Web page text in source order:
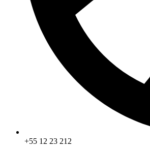
+55 12 23 212